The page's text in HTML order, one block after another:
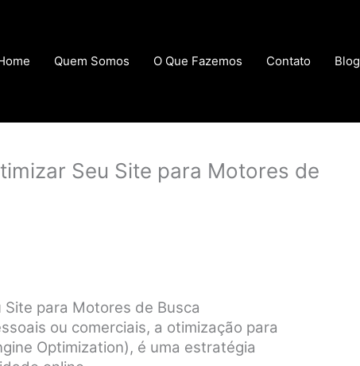
Quem Somos O Que Fazemos Contato Blog
Seu Site para Motores de
Site para Motores de Busca
ou comerciais, a otimização para
Optimization), é uma estratégia